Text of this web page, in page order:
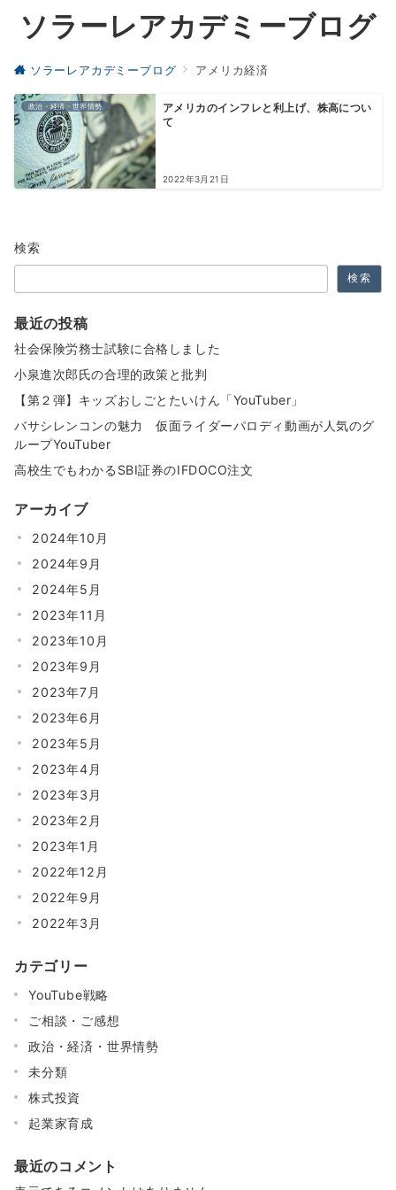
ソラーレアカデミーブログ
ソラーレアカデミーブログ アメリカ経済
政治・経済・世界情勢
アメリカのインフレと利上げ、株高につい
て
2022年3月21日
検索
検索
最近の投稿
社会保険労務士試験に合格しました
小泉進次郎氏の合理的政策と批判
【第２弾】キッズおしごとたいけん「YouTuber」
バサシレンコンの魅力 仮面ライダーパロディ動画が人気のグ
ループYouTuber
高校生でもわかるSBI証券のIFDOCO注文
アーカイブ
2024年10月
2024年9月
2024年5月
2023年11月
2023年10月
2023年9月
2023年7月
2023年6月
2023年5月
2023年4月
2023年3月
2023年2月
2023年1月
2022年12月
2022年9月
2022年3月
カテゴリー
YouTube戦略
ご相談・ご感想
政治・経済・世界情勢
未分類
株式投資
起業家育成
最近のコメント